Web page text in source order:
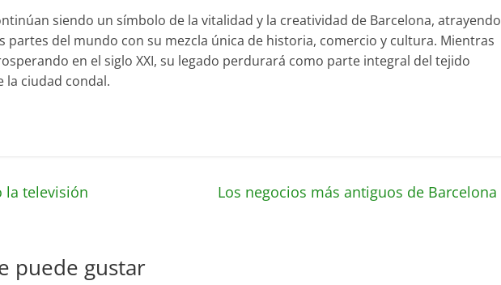
siendo un símbolo de la vitalidad y la creatividad de Barcelona, ​​atrayendo
partes del mundo con su mezcla única de historia, comercio y cultura. Mientras
en el siglo XXI, su legado perdurará como parte integral del tejido
la ciudad condal.
la televisión Los negocios más antiguos de Barcelona
puede gustar